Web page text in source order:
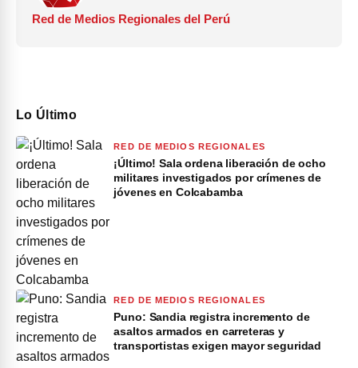
Red de Medios Regionales del Perú
Lo Último
RED DE MEDIOS REGIONALES
¡Último! Sala ordena liberación de ocho
militares investigados por crímenes de
jóvenes en Colcabamba
RED DE MEDIOS REGIONALES
Puno: Sandia registra incremento de
asaltos armados en carreteras y
transportistas exigen mayor seguridad